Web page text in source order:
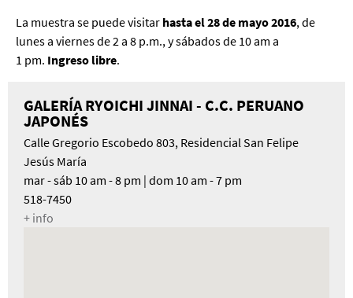
La muestra se puede visitar hasta el 28 de mayo 2016, de
lunes a viernes de 2 a 8 p.m., y sábados de 10 am a
1 pm. Ingreso libre.
GALERÍA RYOICHI JINNAI - C.C. PERUANO
JAPONÉS
Calle Gregorio Escobedo 803, Residencial San Felipe
Jesús María
mar - sáb 10 am - 8 pm | dom 10 am - 7 pm
518-7450
+ info